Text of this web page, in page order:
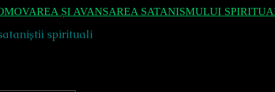
ȘI AVANSAREA SATANISMULUI
spirituali